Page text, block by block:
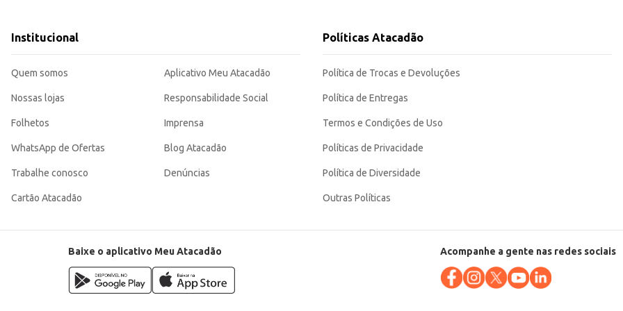
e o tamanho da porção contribuem para uma experiência de consumo eficiente
um produto de fácil manuseio e alta rotatividade.
Institucional
Quem somos
Nossas lojas
Folhetos
WhatsApp de Ofertas
Trabalhe conosco
Cartão Atacadão
Aplicativo Meu Atacadão
Responsabilidade Social
Imprensa
Blog Atacadão
Denúncias
Políticas Atacadão
Política de Trocas e Devoluções
Política de Entregas
Termos e Condições de Uso
Políticas de Privacidade
Política de Diversidade
Outras Políticas
Baixe o aplicativo Meu Atacadão Acompanhe a gente nas redes sociais